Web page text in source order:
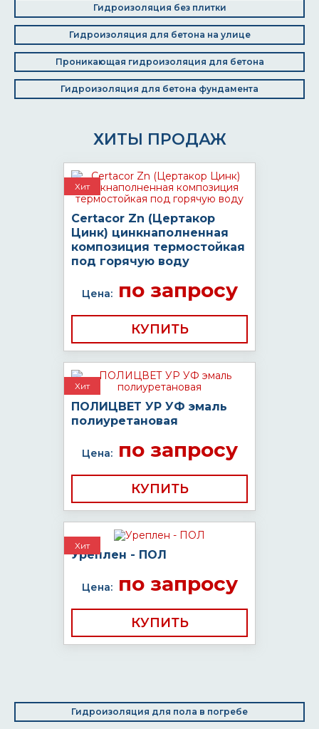
Гидроизоляция без плитки
Гидроизоляция для бетона на улице
Проникающая гидроизоляция для бетона
Гидроизоляция для бетона фундамента
ХИТЫ ПРОДАЖ
Хит
Certacor Zn (Цертакор
Цинк) цинкнаполненная
композиция термостойкая
под горячую воду
Цена:по запросу
КУПИТЬ
Хит
ПОЛИЦВЕТ УР УФ эмаль
полиуретановая
Цена:по запросу
КУПИТЬ
Хит
Уреплен - ПОЛ
Цена:по запросу
КУПИТЬ
Гидроизоляция для пола в погребе